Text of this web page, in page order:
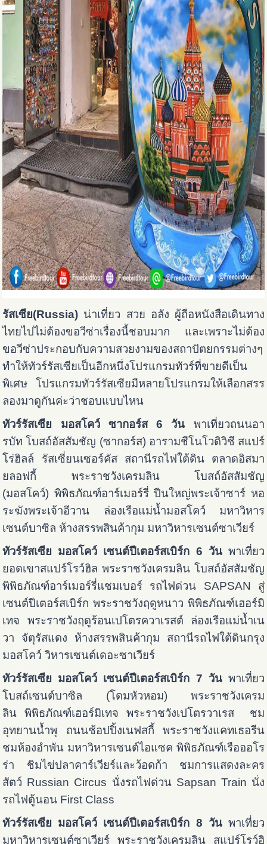
รัสเซีย(Russia) น่าเที่ยว สวย อลัง ผู้ถือหนังสือเดินทาง
ไทยไปไม่ต้องขอวีซ่าเรื่องนี้ชอบมาก และเพราะไม่ต้อง
ขอวีซ่าประกอบกับความสวยงามของสถาปัตยกรรมต่างๆ
ทำให้ทัวร์รัสเซียเป็นอีกหนึ่งโปรแกรมทัวร์ที่ขายดีเป็น
พิเศษ โปรแกรมทัวร์รัสเซียมีหลายโปรแกรมให้เลือกสรร
ลองมาดูกันค่ะว่าชอบแบบไหน
ทัวร์รัสเซีย มอสโคว์ ซากอร์ส 6 วัน พาเที่ยวถนนอา
รบัทโบสถ์อัสสัมชัญ (ซากอร์ส) อารามชีโนโวดิวิชี สแปร์
โร่ฮิลล์ รัสเซี่ยนเซอร์คัส สถานีรถไฟใต้ดิน ตลาดอิสมา
ยลอฟกี้ พระราชวังเครมลิน โบสถ์อัสสัมชัญ
(มอสโคว์) พิพิธภัณฑ์อาร์เมอร์รี่ปืนใหญ่พระเจ้าซาร์ หอ
ระฆังพระเจ้าอีวาน ล่องเรือแม่น้ำมอสโคว์ มหาวิหาร
เซนต์บาซิล ห้างสรรพสินค้ากุม มหาวิหารเซนต์ซาเวียร์
ทัวร์รัสเซีย มอสโคว์ เซนต์ปีเตอร์สเบิร์ก 6 วันพาเที่ยว
ยอดเขาสแปร์โรว์ฮิล พระราชวังเครมลิน โบสถ์อัสสัมชัญ
พิพิธภัณฑ์อาร์เมอร์รี่แชมเบอร์ รถไฟด่วน SAPSAN สู่
เซนต์ปีเตอร์สเบิร์ก พระราชวังฤดูหนาว พิพิธภัณฑ์เฮอร์มิ
เทจ พระราชวังฤดูร้อนเปโตรควาเรสต์ ล่องเรือแม่น้ำเน
วา จัตุรัสแดง ห้างสรรพสินค้ากุม สถานีรถไฟใต้ดินกรุง
มอสโคว์ วิหารเซนต์เดอะซาเวียร์
ทัวร์รัสเซีย มอสโคว์ เซนต์ปีเตอร์สเบิร์ก 7 วันพาเที่ยว
โบสถ์เซนต์บาซิล (โดมหัวหอม) พระราชวังเครม
ลิน พิพิธภัณฑ์เฮอร์มิเทจ พระราชวังเปโตรวาเรส ชม
อุทยานน้ำพุ ถนนช้อปปิ้งเนฟสกี้ พระราชวังแคทเธอรีน
ชมห้องอำพัน มหาวิหารเซนต์ไอแซค พิพิธภัณฑ์เรือออโร
ร่า ชิมไข่ปลาคาร์เวียร์และว้อดก้า ชมการแสดงละคร
สัตว์ Russian Circus นั่งรถไฟด่วน Sapsan Train นั่ง
รถไฟตู้นอน First Class
ทัวร์รัสเซีย มอสโคว์ เซนต์ปีเตอร์สเบิร์ก 8 วันพาเที่ยว
มหาวิหารเซนต์ซาเวียร์ พระราชวังเครมลิน สแปร์โรว์ฮิ